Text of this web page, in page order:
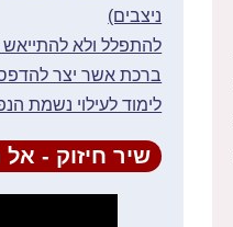
ניצבים)
להתפלל ולא
ברכת אשר יצר
לימוד לעילוי נשמת
שיר חיזוק -